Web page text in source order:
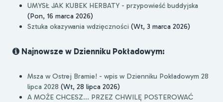
UMYSŁ JAK KUBEK HERBATY - przypowieść buddyjska
(Pon, 16 marca 2026)
Sztuka okazywania wdzięczności (Wt, 3 marca 2026)
Najnowsze w Dzienniku Pokładowym:
Msza w Ostrej Bramie! - wpis w Dzienniku Pokładowym 28
lipca 2028 (Wt, 28 lipca 2026)
A MOŻE CHCESZ... PRZEZ CHWILĘ POSTEROWAĆ